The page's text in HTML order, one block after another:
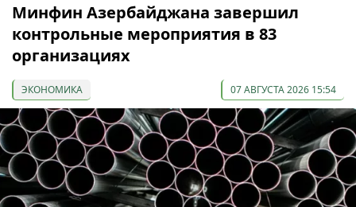
Минфин Азербайджана завершил
контрольные мероприятия в 83
организациях
ЭКОНОМИКА 07 АВГУСТА 2026 15:54